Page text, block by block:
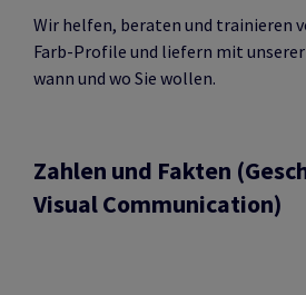
Wir helfen, beraten und trainieren
Farb-Profile und liefern mit
wann und wo Sie wollen.
Zahlen und Fakten
Visual Communication)